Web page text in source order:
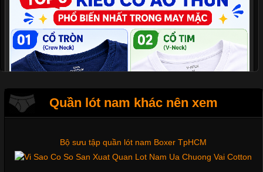
Quần lót nam khác nên xem
Giặt và bảo quản quần lót nam đúng cách
Mẫu quần lót nam giá rẻ sốt hè 2017
Những mẩu quần lót nam thông dụng hiện nay
Bộ sưu tập quần lót nam Boxer TpHCM